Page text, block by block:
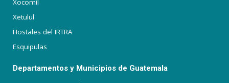
Xetulul
Hostales del IRTRA
Esquipulas
Departamentos y Municipios de Guatemala